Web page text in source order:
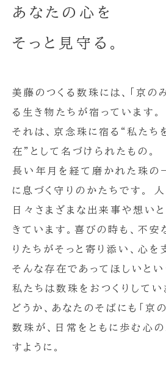
あなたの心を
そっと見守る。
美藤のつくる数珠には、「京の
る生き物たちが宿っています。
それは、京念珠に宿る“私たち
在”として名づけられたもの。
長い年月を経て磨かれた珠の
に息づく守りのかたちです。 人
日々さまざまな出来事や想い
きています。喜びの時も、不安
りたちがそっと寄り添い、心を
そんな存在であってほしいとい
私たちは数珠をおつくりしてい
どうか、あなたのそばにも「京
数珠が、日常をともに歩む心の
すように。